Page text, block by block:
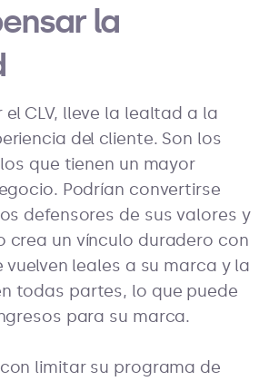
la
CLV, lleve la lealtad a la
del cliente. Son los
que tienen un mayor
Podrían convertirse
defensores de sus valores y
crea un vínculo duradero con
vuelven leales a su marca y la
todas partes, lo que puede
para su marca.
limitar su programa de